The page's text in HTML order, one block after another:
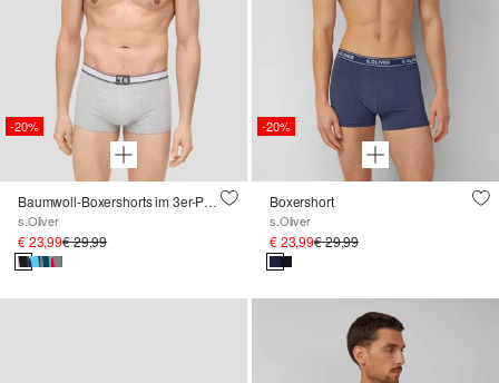
-20%
Baumwoll-Boxershorts im 3er-Pack
s.Oliver
€ 23,99€ 29,99
-20%
Boxershort
s.Oliver
€ 23,99€ 29,99